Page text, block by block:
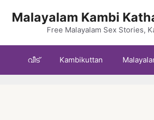
Malayalam Kambi
Free Malayalam Sex Stories,
വീട് Kambikuttan